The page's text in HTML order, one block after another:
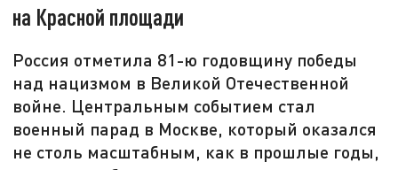
на Красной площади
Россия отметила 81-ю годовщину победы
над нацизмом в Великой Отечественной
войне. Центральным событием стал
военный парад в Москве, который оказался
не столь масштабным, как в прошлые годы,